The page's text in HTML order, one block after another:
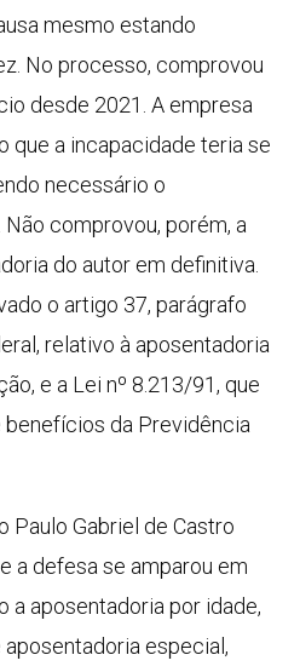
mesmo estando
No processo, comprovou
desde 2021. A empresa
que a incapacidade teria se
necessário o
comprovou, porém, a
do autor em definitiva.
o artigo 37, parágrafo
relativo à aposentadoria
e a Lei nº 8.213/91, que
da Previdência
Paulo Gabriel de Castro
a defesa se amparou em
a aposentadoria por idade,
especial,